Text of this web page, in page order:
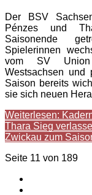
Der BSV
Pénzes und
Saisonende
Spielerinnen
vom SV Union
Westsachsen und
Saison bereits
sie sich neuen
Weiterlesen:
Thara Sieg
Zwickau zum
Seite 11 von 189